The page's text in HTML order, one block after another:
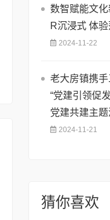
数智赋能文
R沉浸式 体验
2024-11-22
老大房镇携
“党建引领促
党建共建主
2024-11-21
猜你喜欢